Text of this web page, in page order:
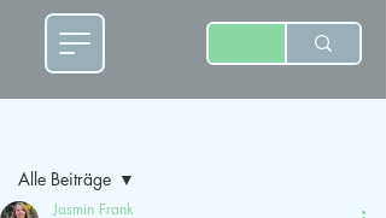
Alle Beiträge
Jasmin Frank